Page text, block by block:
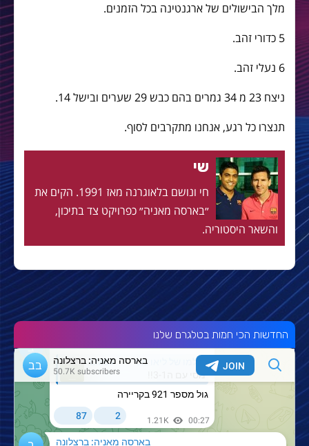
מלך הבישולים של ארגנטינה בכל הזמנים.
5 כדורי זהב.
6 נעלי זהב.
ניצח 23 מ 34 גמרים בהם כבש 29 שערים ובישל 14.
תנצרו כל רגע, אנחנו מתקרבים לסוף.
שי
חי ונושם בלאוגרנה מאז 1991. הקים את
״בארסה מאניה״ כפרויקט צד בתיכון,
והשאר היסטוריה.
החדשות הכי חמות בטלגרם שלנו